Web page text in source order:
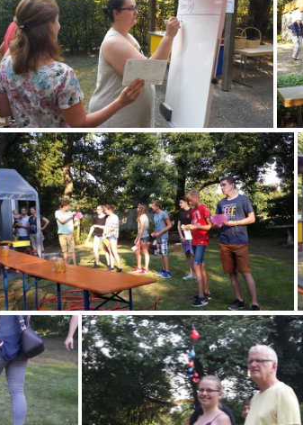
DSC 0105
20160910 172407
20160910 174127